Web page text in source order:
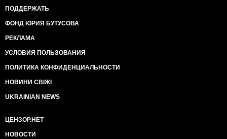
ПОДДЕРЖАТЬ
ФОНД ЮРИЯ БУТУСОВА
РЕКЛАМА
УСЛОВИЯ ПОЛЬЗОВАНИЯ
ПОЛИТИКА КОНФИДЕНЦИАЛЬНОСТИ
НОВИНИ СВІЖІ
UKRAINIAN NEWS
ЦЕНЗОР.НЕТ
НОВОСТИ